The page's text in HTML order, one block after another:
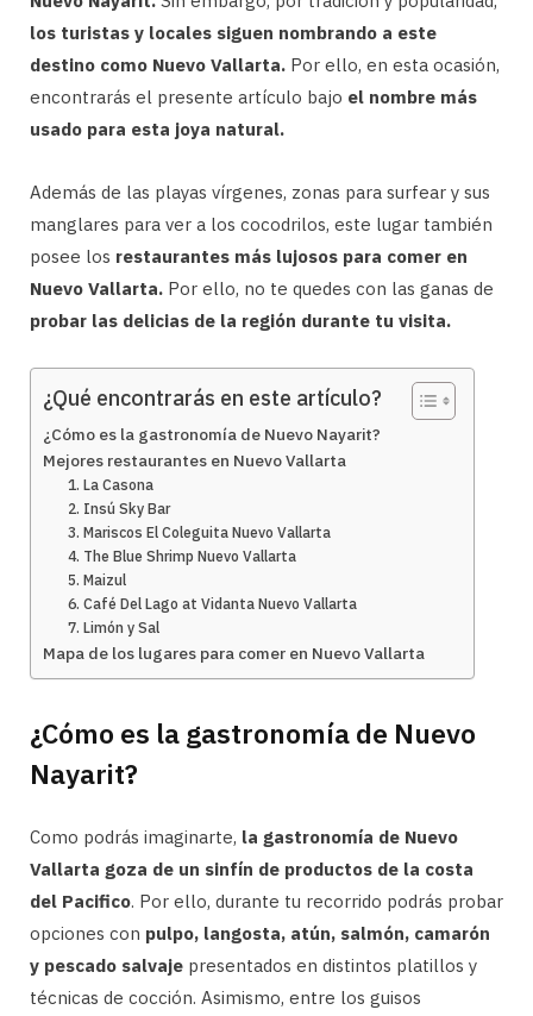
los turistas y locales siguen nombrando a este
destino como Nuevo Vallarta. Por ello, en esta ocasión,
encontrarás el presente artículo bajo el nombre más
usado para esta joya natural.
Además de las playas vírgenes, zonas para surfear y sus
manglares para ver a los cocodrilos, este lugar también
posee los restaurantes más lujosos para comer en
Nuevo Vallarta. Por ello, no te quedes con las ganas de
probar las delicias de la región durante tu visita.
¿Qué encontrarás en este artículo?
¿Cómo es la gastronomía de Nuevo Nayarit?
Mejores restaurantes en Nuevo Vallarta
1. La Casona
2. Insú Sky Bar
3. Mariscos El Coleguita Nuevo Vallarta
4. The Blue Shrimp Nuevo Vallarta
5. Maizul
6. Café Del Lago at Vidanta Nuevo Vallarta
7. Limón y Sal
Mapa de los lugares para comer en Nuevo Vallarta
¿Cómo es la gastronomía de Nuevo
Nayarit?
Como podrás imaginarte, la gastronomía de Nuevo
Vallarta goza de un sinfín de productos de la costa
del Pacifico. Por ello, durante tu recorrido podrás probar
opciones con pulpo, langosta, atún, salmón, camarón
y pescado salvaje presentados en distintos platillos y
técnicas de cocción. Asimismo, entre los guisos